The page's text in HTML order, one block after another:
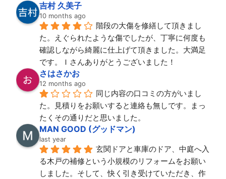
吉村 久美子
10 months ago
階段の大傷を修繕して頂きまし
た。えぐられたような傷でしたが、丁寧に何度も
確認しながら綺麗に仕上げて頂きました。大満足
です。Ｉさんありがとうございました！
さはさかお
12 months ago
同じ内容の口コミの方がいまし
た。見積りをお願いすると連絡も無しです。まっ
たくその通りだと思いました。
MAN GOOD (グッドマン)
last year
玄関ドアと車庫のドア、中庭へ入
る木戸の補修という小規模のリフォームをお願い
しました。そして、快く引き受けていただき、作